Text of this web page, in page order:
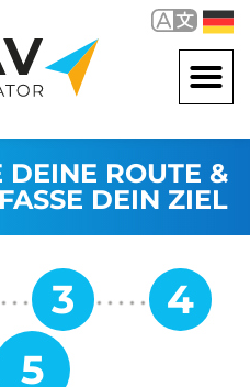
DEINE ROUTE &
DEIN ZIEL